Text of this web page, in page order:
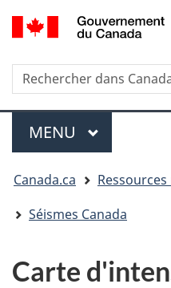
Rechercher
Rechercher
dans
Canada.ca
Menu
MENU PRINCIPAL
êtes
ici
Canada.ca
Séismes Canada
Carte